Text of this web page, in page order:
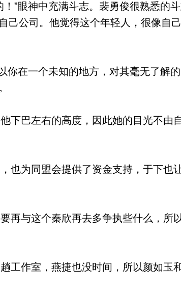
”眼神中充满斗志。裴勇俊很熟悉的
己公司。他觉得这个年轻人，很像自
在一个未知的地方，对其毫无了解
下巴左右的高度，因此她的目光不由
也为同盟会提供了资金支持，于下也
再与这个秦欣再去多争执些什么，所
工作室，燕捷也没时间，所以颜如玉